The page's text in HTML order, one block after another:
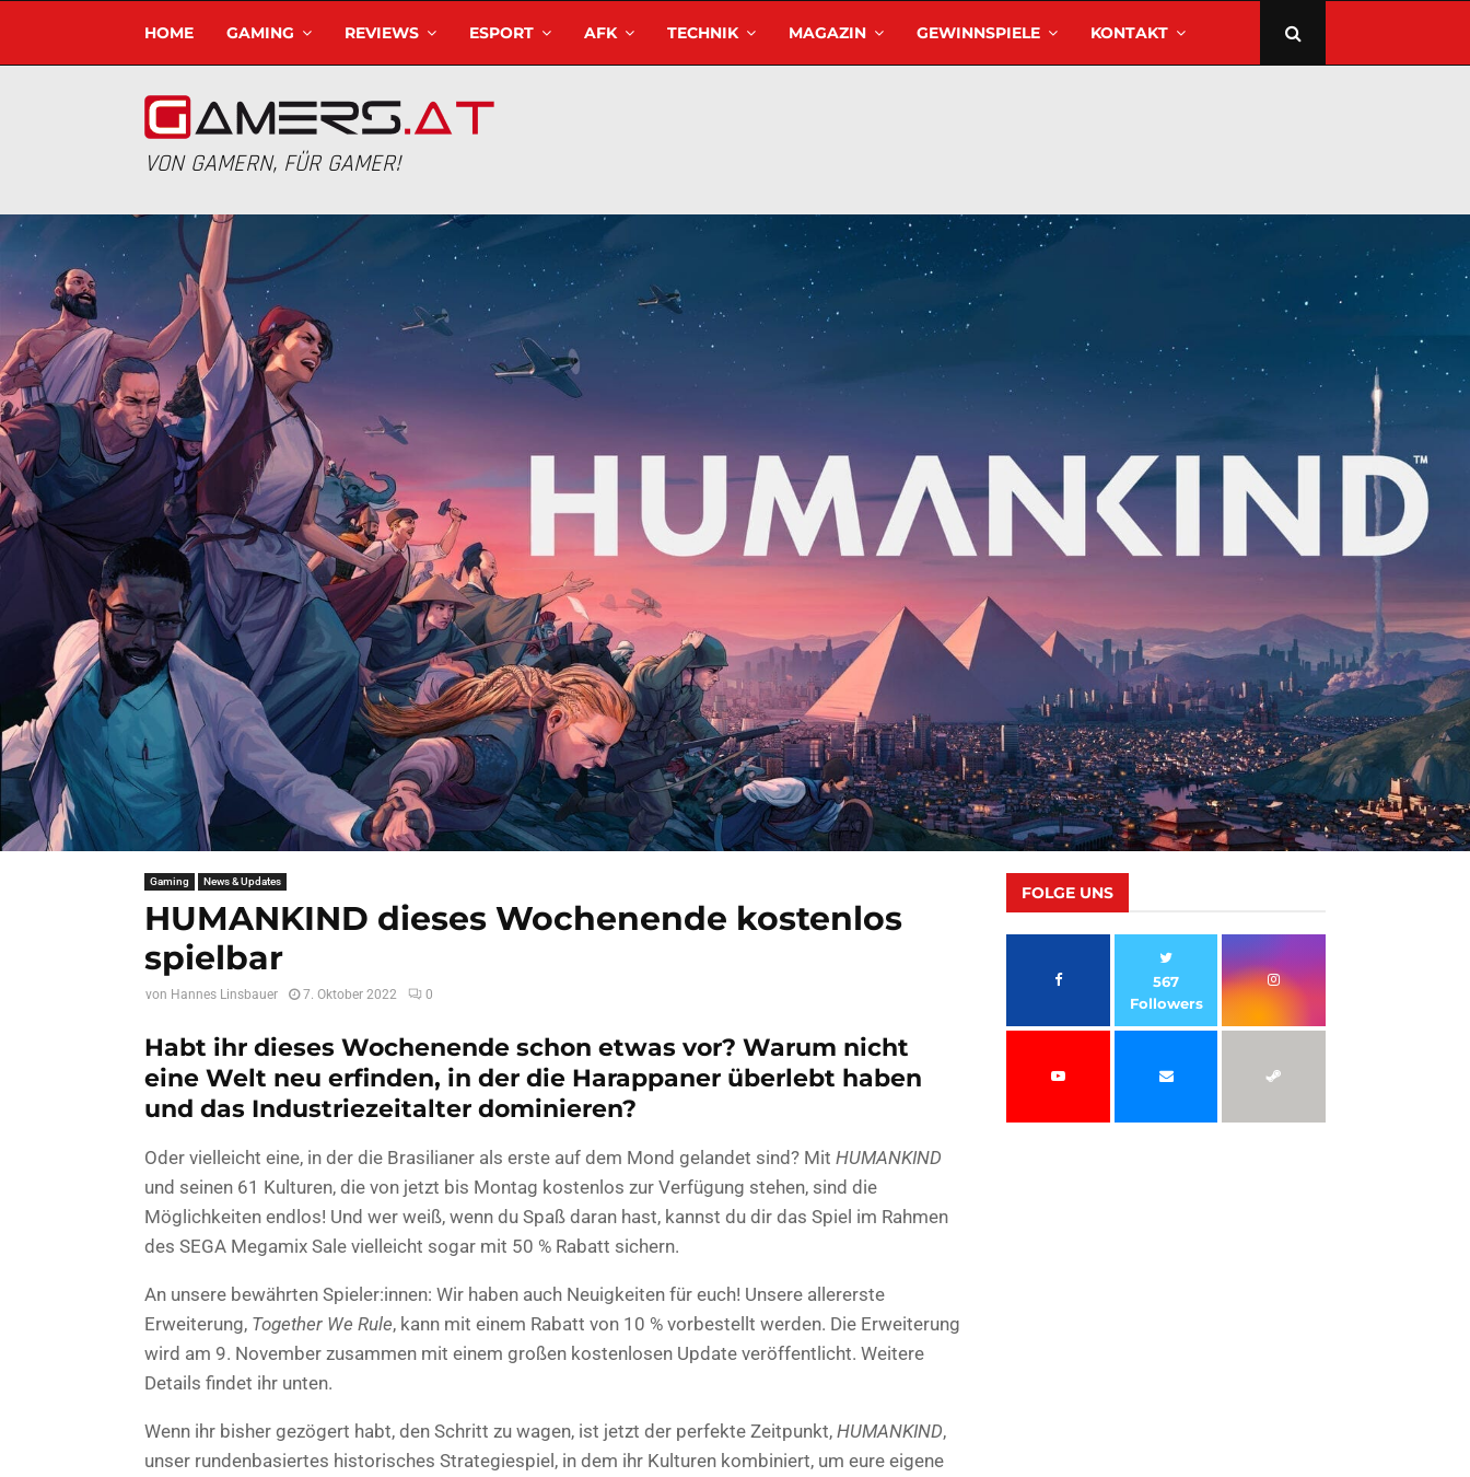
HOME GAMING REVIEWS ESPORT AFK TECHNIK MAGAZIN GEWINNSPIELE KONTAKT
VON GAMERN, FÜR GAMER!
Gaming News & Updates
HUMANKIND dieses Wochenende kostenlos
spielbar
von Hannes Linsbauer 7. Oktober 2022 0
Habt ihr dieses Wochenende schon etwas vor? Warum nicht
eine Welt neu erfinden, in der die Harappaner überlebt haben
und das Industriezeitalter dominieren?
Oder vielleicht eine, in der die Brasilianer als erste auf dem Mond gelandet sind? Mit HUMANKIND
und seinen 61 Kulturen, die von jetzt bis Montag kostenlos zur Verfügung stehen, sind die
Möglichkeiten endlos! Und wer weiß, wenn du Spaß daran hast, kannst du dir das Spiel im Rahmen
des SEGA Megamix Sale vielleicht sogar mit 50 % Rabatt sichern.
An unsere bewährten Spieler:innen: Wir haben auch Neuigkeiten für euch! Unsere allererste
Erweiterung, Together We Rule, kann mit einem Rabatt von 10 % vorbestellt werden. Die Erweiterung
wird am 9. November zusammen mit einem großen kostenlosen Update veröffentlicht. Weitere
Details findet ihr unten.
Wenn ihr bisher gezögert habt, den Schritt zu wagen, ist jetzt der perfekte Zeitpunkt, HUMANKIND,
unser rundenbasiertes historisches Strategiespiel, in dem ihr Kulturen kombiniert, um eure eigene
FOLGE UNS
567
Followers